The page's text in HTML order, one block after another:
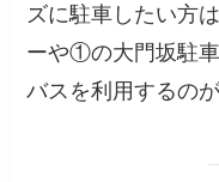
ズに駐車したい方
ーや①の大門坂駐
バスを利用するの